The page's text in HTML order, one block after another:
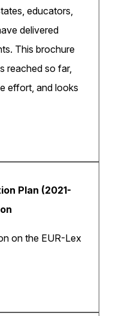
educators,
delivered
This brochure
reached so far,
effort, and looks
Plan (2021-
on the EUR-Lex